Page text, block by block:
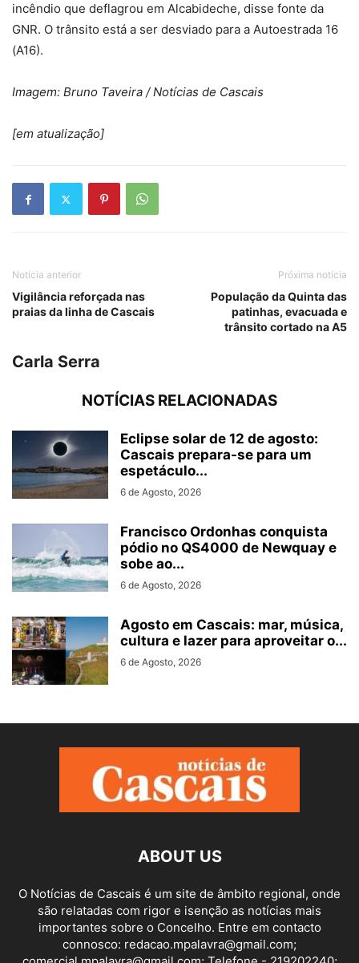
incêndio que deflagrou em Alcabideche, disse fonte da
GNR. O trânsito está a ser desviado para a Autoestrada 16
(A16).
Imagem: Bruno Taveira / Notícias de Cascais
[em atualização]
Notícia anterior
Vigilância reforçada nas
praias da linha de Cascais
Próxima notícia
População da Quinta das
patinhas, evacuada e
trânsito cortado na A5
Carla Serra
NOTÍCIAS RELACIONADAS
Eclipse solar de 12 de agosto:
Cascais prepara-se para um
espetáculo...
6 de Agosto, 2026
Francisco Ordonhas conquista
pódio no QS4000 de Newquay e
sobe ao...
6 de Agosto, 2026
Agosto em Cascais: mar, música,
cultura e lazer para aproveitar o...
6 de Agosto, 2026
ABOUT US
O Notícias de Cascais é um site de âmbito regional, onde
são relatadas com rigor e isenção as notícias mais
importantes sobre o Concelho. Entre em contacto
connosco: redacao.mpalavra@gmail.com;